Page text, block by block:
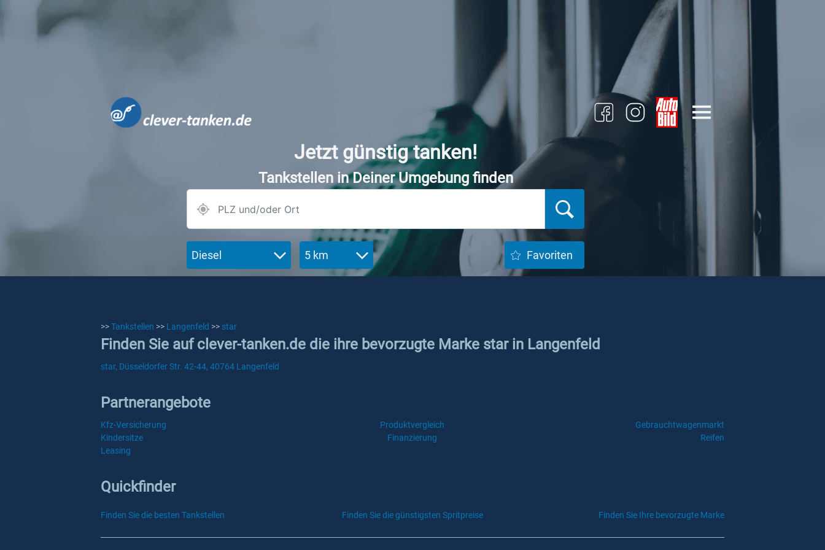
Jetzt günstig tanken!
Tankstellen in Deiner Umgebung finden
Diesel 5 km Favoriten
>>Tankstellen >> Langenfeld >> star
Finden Sie auf clever-tanken.de die ihre bevorzugte Marke star in Langenfeld
star, Düsseldorfer Str. 42-44, 40764 Langenfeld
Partnerangebote
Kfz-Versicherung Produktvergleich
Gebrauchtwagenmarkt
Kindersitze
Finanzierung
Reifen
Leasing
Quickfinder
Finden Sie die besten Tankstellen Finden Sie die günstigsten Spritpreise Finden Sie Ihre bevorzugte Marke